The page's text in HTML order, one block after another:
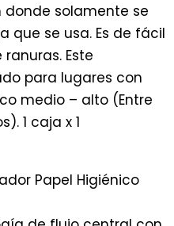
donde solamente se
que se usa. Es de fácil
Este
para lugares con
medio – alto (Entre
1 caja x 1
Papel Higiénico